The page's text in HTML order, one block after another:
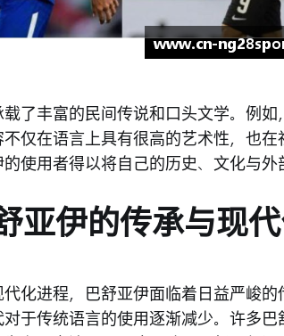
载了丰富的民间传说和口头文学。例
仅在语言上具有很高的艺术性，也
的使用者得以将自己的历史、文化与
亚伊的传承与现
代化进程，巴舒亚伊面临着日益严峻
对于传统语言的使用逐渐减少。许多